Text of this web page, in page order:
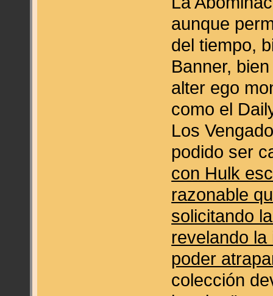
aunque
del tiempo,
Banner,
alter ego
como el
Los
podido ser
con Hulk
razonable
solicitando
revelando
poder
colección